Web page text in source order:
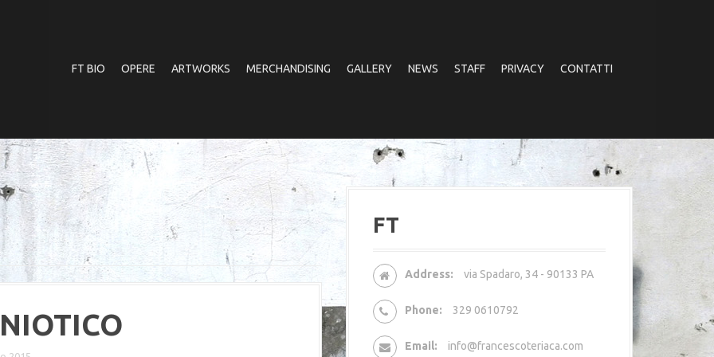
FT BIO OPERE ARTWORKS MERCHANDISING GALLERY NEWS STAFF PRIVACY CONTATTI
FT
Address: via Spadaro, 34 - 90133 PA
Phone: 329 0610792
Email: info@francescoteriaca.com